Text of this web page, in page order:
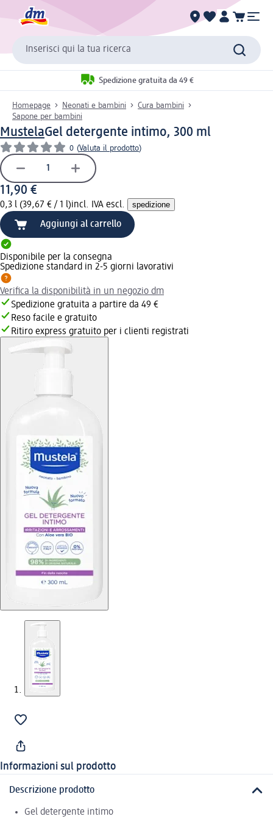
Inserisci qui la tua ricerca
Spedizione gratuita da 49 €
Homepage Neonati e bambini
Cura bambini
Sapone per bambini
MustelaGel detergente intimo, 300 ml
0 (Valuta il prodotto)
11,90 €
0,3 l (39,67 € / 1 l)incl. IVA escl. spedizione
Aggiungi al carrello
Disponibile per la consegna
Spedizione standard in 2-5 giorni lavorativi
Verifica la disponibilità in un negozio dm
Spedizione gratuita a partire da 49 €
Reso facile e gratuito
Ritiro express gratuito per i clienti registrati
Informazioni sul prodotto
Descrizione prodotto
Gel detergente intimo